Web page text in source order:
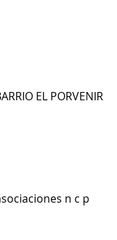
EL PORVENIR
n c p